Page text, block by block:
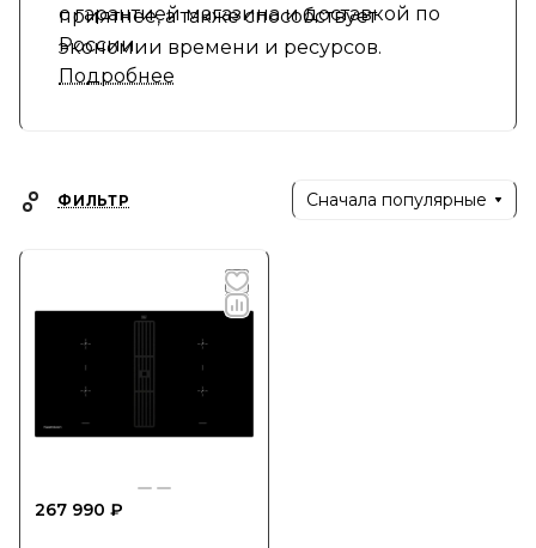
приятнее, а также способствует
экономии времени и ресурсов.
с гарантией магазина и доставкой по
России
Подробнее
ФИЛЬТР Сначала популярные
267 990 ₽